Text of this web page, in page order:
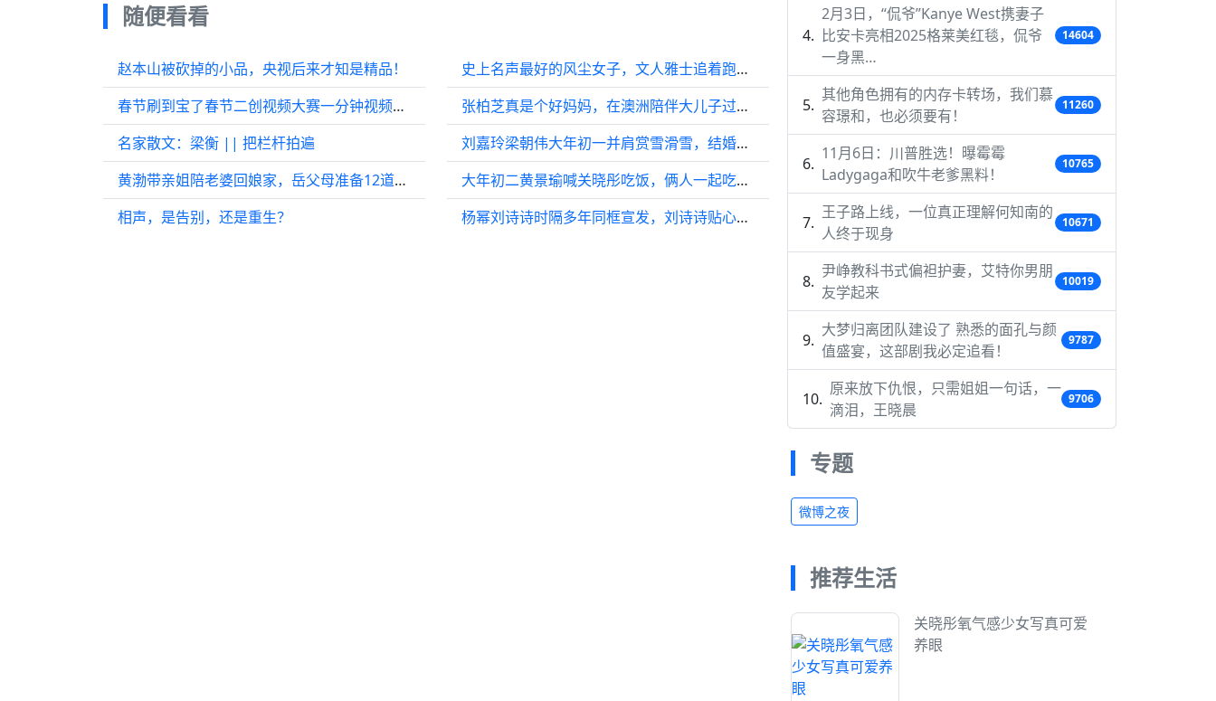
随便看看
赵本山被砍掉的小品，央视后来才知是精品！
春节刷到宝了春节二创视频大赛一分钟视频创作季
名家散文：梁衡 || 把栏杆拍遍
黄渤带亲姐陪老婆回娘家，岳父母准备12道海鲜大餐，网红明星助兴
相声，是告别，还是重生？
史上名声最好的风尘女子，文人雅士追着跑，被大诗人赞颂千年
张柏芝真是个好妈妈，在澳洲陪伴大儿子过春节，多次被偶遇
刘嘉玲梁朝伟大年初一并肩赏雪滑雪，结婚18年依旧撒糖，这对神仙夫妻的浪漫从不用装
大年初二黄景瑜喊关晓彤吃饭，俩人一起吃围炉吃“火锅”
杨幂刘诗诗时隔多年同框宣发，刘诗诗贴心为杨幂递话筒，16年从亲密无间到渐行渐远，再到破冰回归
2月3日，“侃爷”Kanye West携妻子
比安卡亮相2025格莱美红毯，侃爷
一身黑…
14604
其他角色拥有的内存卡转场，我们慕
容璟和，也必须要有！
11260
11月6日：川普胜选！曝霉霉
Ladygaga和吹牛老爹黑料！
10765
王子路上线，一位真正理解何知南的
人终于现身
10671
尹峥教科书式偏袒护妻，艾特你男朋
友学起来
10019
大梦归离团队建设了 熟悉的面孔与颜
值盛宴，这部剧我必定追看！
9787
原来放下仇恨，只需姐姐一句话，一
滴泪，王晓晨
9706
专题
微博之夜
推荐生活
关晓彤氧气感少女写真可爱
养眼